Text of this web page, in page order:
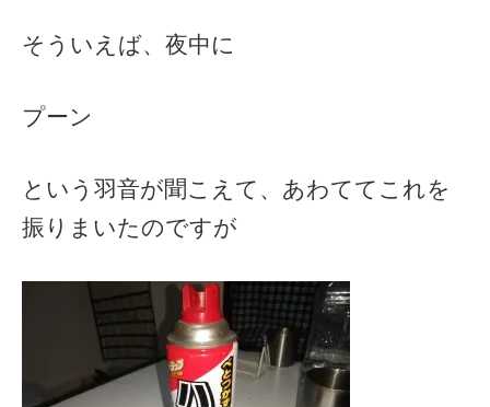
そういえば、夜中に
プーン
という羽音が聞こえて、あわててこれを
振りまいたのですが